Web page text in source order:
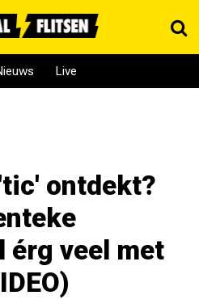
Live
ontdekt?
érg veel met